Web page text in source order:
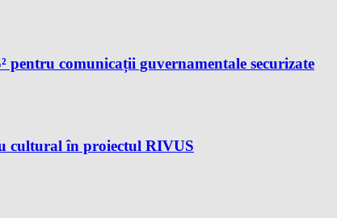
pentru comunicații guvernamentale securizate
cultural în proiectul RIVUS